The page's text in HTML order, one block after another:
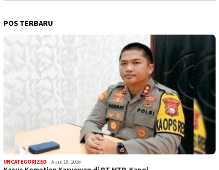
POS TERBARU
UNCATEGORIZED April 18, 2026